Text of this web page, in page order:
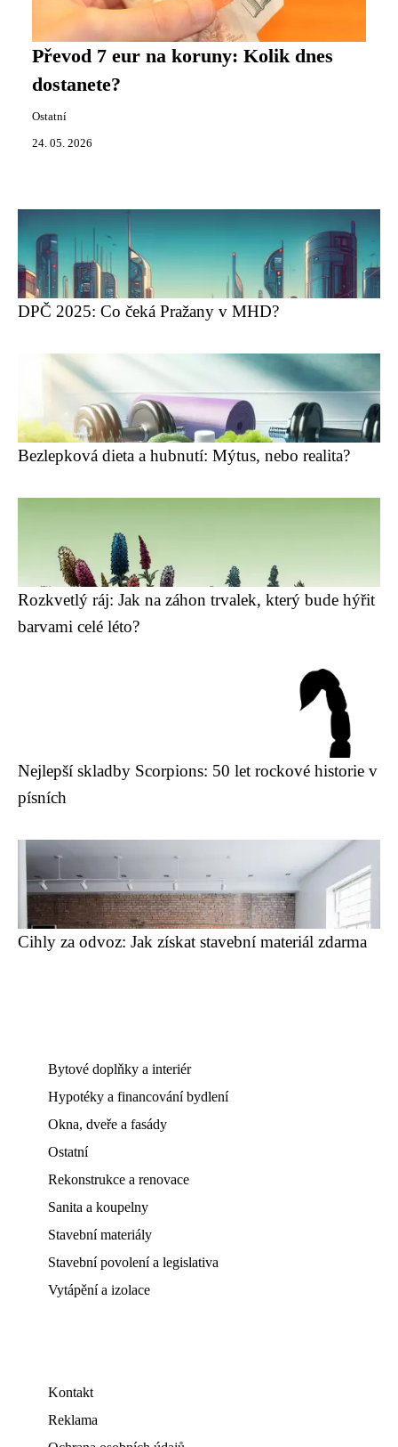
Převod 7 eur na koruny: Kolik dnes
dostanete?
Ostatní
24. 05. 2026
DPČ 2025: Co čeká Pražany v MHD?
Bezlepková dieta a hubnutí: Mýtus, nebo realita?
Rozkvetlý ráj: Jak na záhon trvalek, který bude hýřit
barvami celé léto?
Nejlepší skladby Scorpions: 50 let rockové historie v
písních
Cihly za odvoz: Jak získat stavební materiál zdarma
Bytové doplňky a interiér
Hypotéky a financování bydlení
Okna, dveře a fasády
Ostatní
Rekonstrukce a renovace
Sanita a koupelny
Stavební materiály
Stavební povolení a legislativa
Vytápění a izolace
Kontakt
Reklama